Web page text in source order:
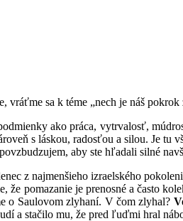
vráťme sa k téme „nech je náš
ako práca, vytrvalosť,
s láskou, radosťou a silou. Je tu
aby ste hľadali silné
z najmenšieho izraelského
pomazanie je prenosné a často
o Saulovom zlyhaní. V čom zlyhal?
a stačilo mu, že pred ľuďmi hral